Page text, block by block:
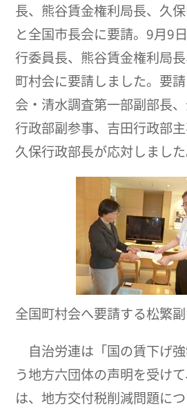
長、熊谷賃金権利局長、久
と全国市長会に要請。9月9
行委員長、熊谷賃金権利局
町村会に要請しました。要
会・清水調査第一部副部長
行政部副参事、吉田行政部
久保行政部長が応対しました
全国町村会へ要請する松繁
自治労連は「国の賃下げ
う地方六団体の声明を受け
は、地方交付税削減問題に